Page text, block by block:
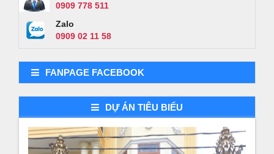
0909 778 511
Zalo
0909 02 11 58
FANPAGE FACEBOOK
DỰ ÁN TIÊU BIỂU